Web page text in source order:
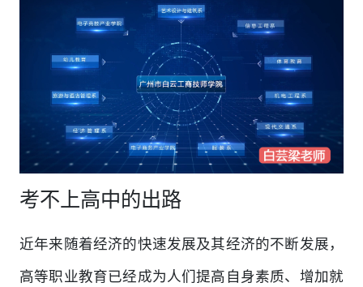
考不上高中的出路
近年来随着经济的快速发展及其经济的不断发展，
高等职业教育已经成为人们提高自身素质、增加就